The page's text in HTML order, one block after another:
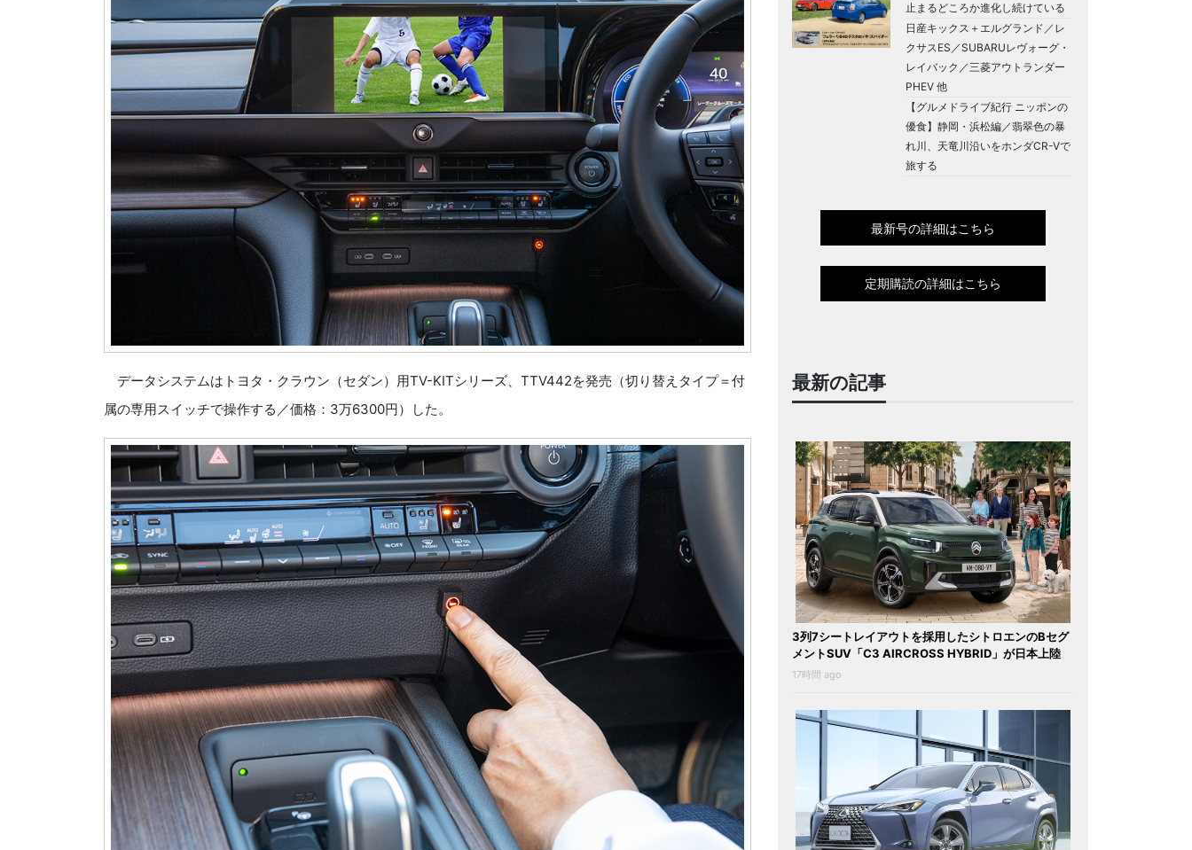
データシステムはトヨタ・クラウン（セダン）用TV-KITシリーズ、TTV442を発売（切り替えタイプ＝付
属の専用スイッチで操作する／価格：3万6300円）した。
止まるどころか進化し続けている
日産キックス＋エルグランド／レ
クサスES／SUBARUレヴォーグ・
レイバック／三菱アウトランダー
PHEV 他
【グルメドライブ紀行 ニッポンの
優食】静岡・浜松編／翡翠色の暴
れ川、天竜川沿いをホンダCR-Vで
旅する
最新号の詳細はこちら
定期購読の詳細はこちら
最新の記事
3列7シートレイアウトを採用したシトロエンのBセグ
メントSUV「C3 AIRCROSS HYBRID」が日本上陸
17時間 ago